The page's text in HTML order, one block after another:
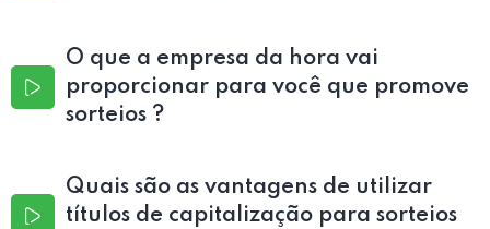
O que a empresa da hora vai
proporcionar para você que promove
sorteios ?
Quais são as vantagens de utilizar
títulos de capitalização para sorteios